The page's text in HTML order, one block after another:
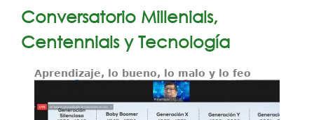
Menu
Principal
Nuestra Facultad
Oferta Académica
Departamentos
Investigación
Conversatorio Millenials,
Centennials y Tecnología
Aprendizaje, lo bueno, lo malo y lo feo